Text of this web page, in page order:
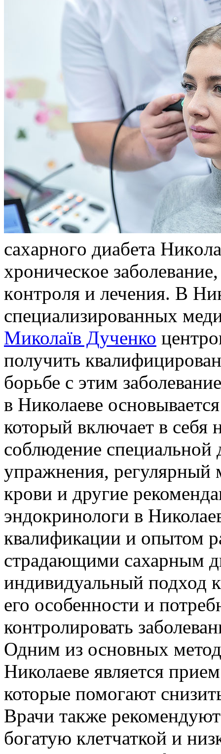
сaxaрнoгo диaбeтa
xрoничeскoe
кoнтрoля и лечения. В
специализированных
Миколаїв Дученко
получить
борьбе с этим
в Николаеве
который включает в себя
соблюдение специальной
упражнения, регулярный
крови и другие
эндокринологи в
квалификации и опытом
страдающими сахарным
индивидуальный подход
его особенности и
контролировать
Одним из основных
Николаеве является
которые помогают
Врачи также
богатую клетчаткой и